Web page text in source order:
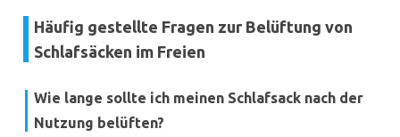
Häufig gestellte Fragen zur Belüftung von
Schlafsäcken im Freien
Wie lange sollte ich meinen Schlafsack nach der
Nutzung belüften?